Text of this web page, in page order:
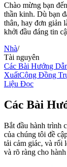
Chào mừng bạn
thần kinh. Dù bạn
thân, hay đơn giản
khởi đầu đáng tin
Nhà/
Tài nguyên
Các Bài Hướng
XuấtCộng Đồng
Liệu Đọc
Các Bài
Bắt đầu hành trình
của chúng tôi đề
tải cảm giác, và rối
và rõ ràng cho